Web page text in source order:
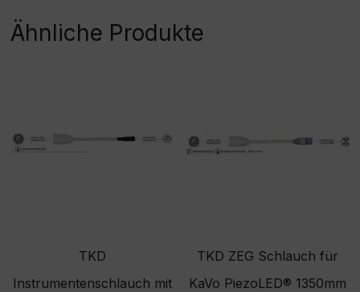
Rücknahme/Umtausch
dieser Ware nicht möglich
kompatibel, kein
Originalprodukt des
Ähnliche Produkte
TKD
Instrumentenschlauch mit
TKD ZEG Schlauch für
KaVo PiezoLED® 1350mm